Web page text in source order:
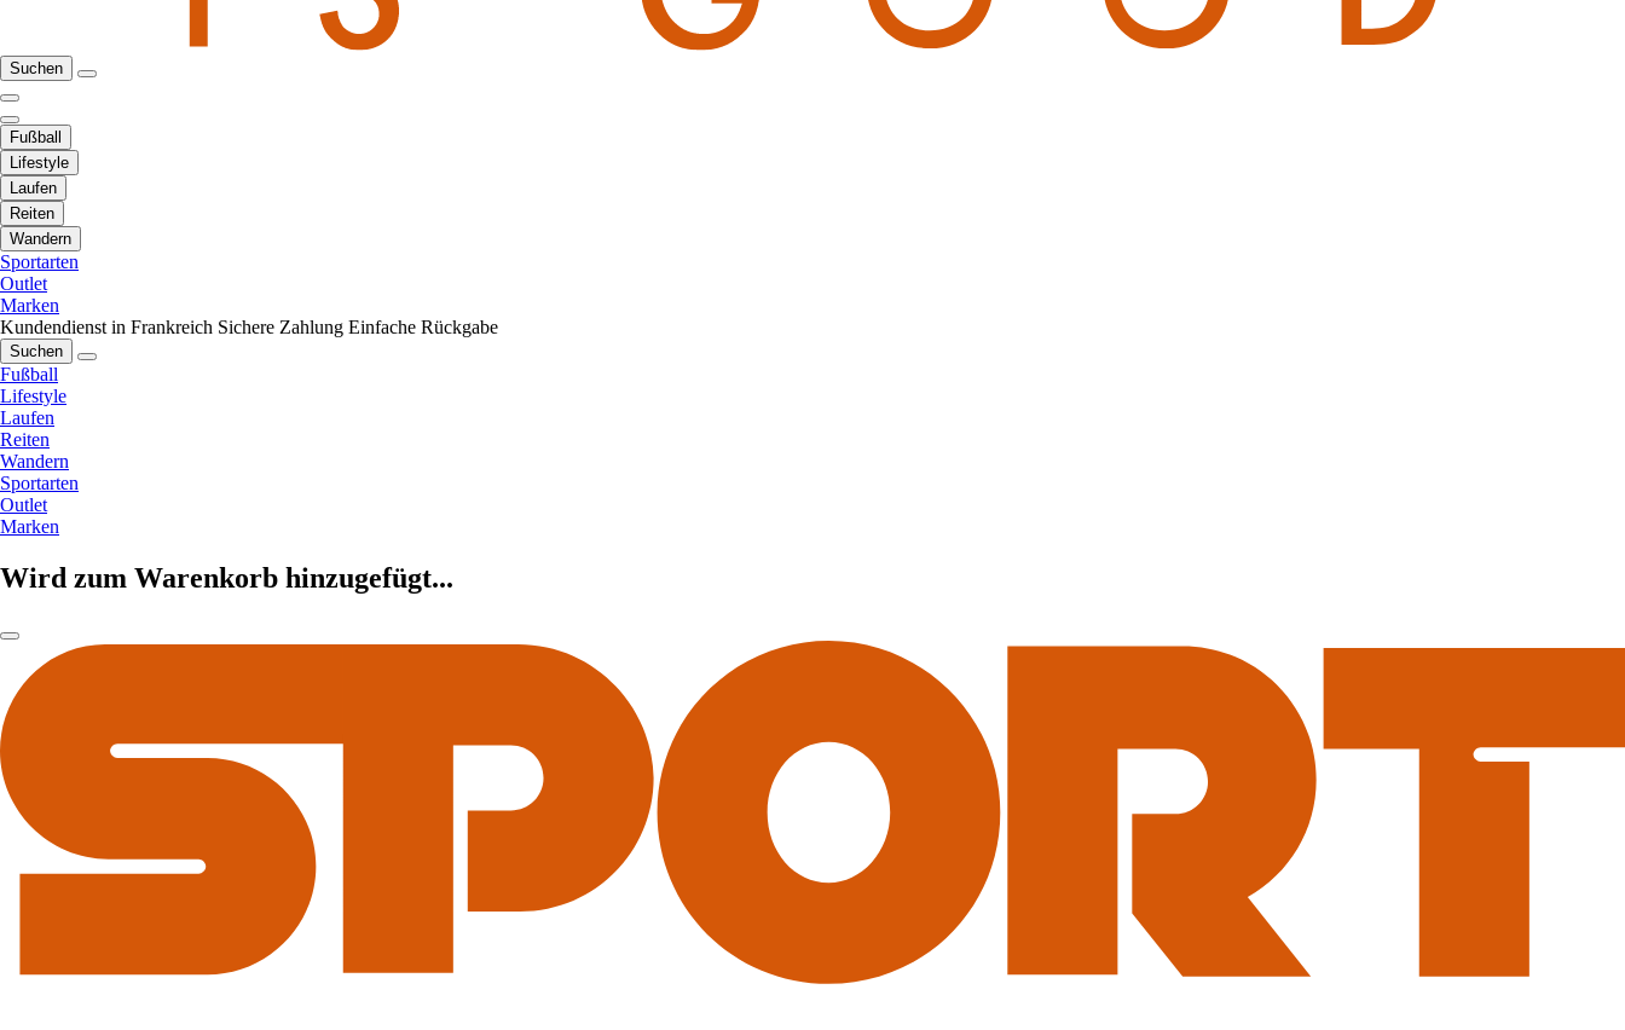
Suchen
Fußball
Lifestyle
Laufen
Reiten
Wandern
Sportarten
Outlet
Marken
Kundendienst in Frankreich Sichere Zahlung Einfache Rückgabe
Suchen
Fußball
Lifestyle
Laufen
Reiten
Wandern
Sportarten
Outlet
Marken
Wird zum Warenkorb hinzugefügt...